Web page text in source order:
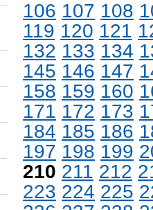
106 107 108
119 120 121
132 133 134
145 146 147
158 159 160
171 172 173
184 185 186
197 198 199
210 211 212
223 224 225